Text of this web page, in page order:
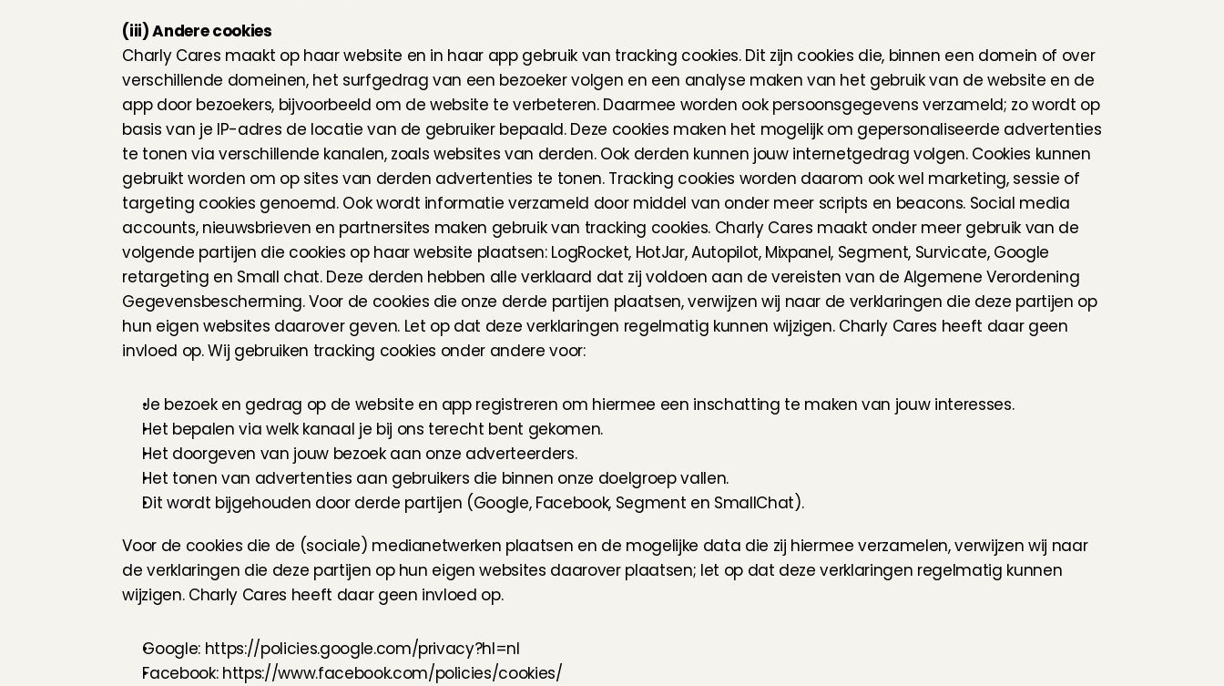
(iii) Andere cookies
Charly Cares maakt op haar website en in haar app gebruik van tracking cookies. Dit zijn cookies die, binnen een domein of over
verschillende domeinen, het surfgedrag van een bezoeker volgen en een analyse maken van het gebruik van de website en de
app door bezoekers, bijvoorbeeld om de website te verbeteren. Daarmee worden ook persoonsgegevens verzameld; zo wordt op
basis van je IP-adres de locatie van de gebruiker bepaald. Deze cookies maken het mogelijk om gepersonaliseerde advertenties
te tonen via verschillende kanalen, zoals websites van derden. Ook derden kunnen jouw internetgedrag volgen. Cookies kunnen
gebruikt worden om op sites van derden advertenties te tonen. Tracking cookies worden daarom ook wel marketing, sessie of
targeting cookies genoemd. Ook wordt informatie verzameld door middel van onder meer scripts en beacons. Social media
accounts, nieuwsbrieven en partnersites maken gebruik van tracking cookies. Charly Cares maakt onder meer gebruik van de
volgende partijen die cookies op haar website plaatsen: LogRocket, HotJar, Autopilot, Mixpanel, Segment, Survicate, Google
retargeting en Small chat. Deze derden hebben alle verklaard dat zij voldoen aan de vereisten van de Algemene Verordening
Gegevensbescherming. Voor de cookies die onze derde partijen plaatsen, verwijzen wij naar de verklaringen die deze partijen op
hun eigen websites daarover geven. Let op dat deze verklaringen regelmatig kunnen wijzigen. Charly Cares heeft daar geen
invloed op. Wij gebruiken tracking cookies onder andere voor:
Je bezoek en gedrag op de website en app registreren om hiermee een inschatting te maken van jouw interesses.
Het bepalen via welk kanaal je bij ons terecht bent gekomen.
Het doorgeven van jouw bezoek aan onze adverteerders.
Het tonen van advertenties aan gebruikers die binnen onze doelgroep vallen.
Dit wordt bijgehouden door derde partijen (Google, Facebook, Segment en SmallChat).
Voor de cookies die de (sociale) medianetwerken plaatsen en de mogelijke data die zij hiermee verzamelen, verwijzen wij naar
de verklaringen die deze partijen op hun eigen websites daarover plaatsen; let op dat deze verklaringen regelmatig kunnen
wijzigen. Charly Cares heeft daar geen invloed op.
Google: https://policies.google.com/privacy?hl=nl
Facebook: https://www.facebook.com/policies/cookies/